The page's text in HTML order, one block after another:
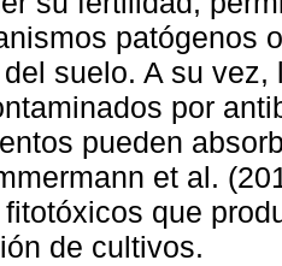
patógenos
suelo. A su
por
pueden
et al.
que
de cultivos.